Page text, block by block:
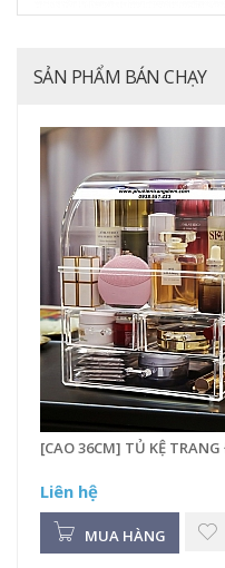
SẢN PHẨM BÁN CHẠY
[CAO 36CM] TỦ KỆ
Liên hệ
MUA HÀNG